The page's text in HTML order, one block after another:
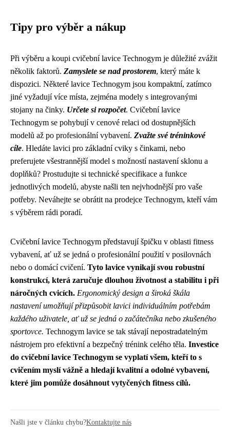
Tipy pro výběr a nákup
Při výběru a koupi cvičební lavice Technogym je důležité zvážit
několik faktorů. Zamyslete se nad prostorem, který máte k
dispozici. Některé lavice Technogym jsou kompaktní, zatímco
jiné vyžadují více místa, zejména modely s integrovanými
stojany na činky. Určete si rozpočet. Cvičební lavice
Technogym se pohybují v cenové relaci od dostupnějších
modelů až po profesionální vybavení. Zvažte své tréninkové
cíle. Hledáte lavici pro základní cviky s činkami, nebo
preferujete všestrannější model s možností nastavení sklonu a
doplňků? Prostudujte si technické specifikace a funkce
jednotlivých modelů, abyste našli ten nejvhodnější pro vaše
potřeby. Neváhejte se obrátit na prodejce Technogym, kteří vám
s výběrem rádi poradí.
Cvičební lavice Technogym představují špičku v oblasti fitness
vybavení, ať už se jedná o profesionální použití v posilovnách
nebo o domácí cvičení. Tyto lavice vynikají svou robustní
konstrukcí, která zaručuje dlouhou životnost a stabilitu i při
náročných cvicích. Ergonomický design a široká škála
nastavení umožňují přizpůsobit lavici individuálním potřebám
každého uživatele, ať už se jedná o začátečníka nebo zkušeného
sportovce. Technogym lavice se tak stávají nepostradatelným
nástrojem pro efektivní a bezpečný trénink celého těla. Investice
do cvičební lavice Technogym se vyplatí všem, kteří to s
cvičením myslí vážně a hledají kvalitní a odolné vybavení,
které jim pomůže dosáhnout vytyčených fitness cílů.
Našli jste v článku chybu?Kontaktujte nás